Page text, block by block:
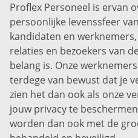
Info@proflexpersoneel.nl
Bel ons:+31 (0)85 0450040
Prins Willem-Alexanderlaan
7311 SW Apeldoorn
Disclaimer
Privacyverklaring
Sitemap
Copyright
Proflex Personeel is ervan
persoonlijke levenssfeer
kandidaten en
relaties en bezoekers van
belang is. Onze
terdege van bewust dat je
zien het dan ook als onze
jouw privacy te
worden dan ook met de